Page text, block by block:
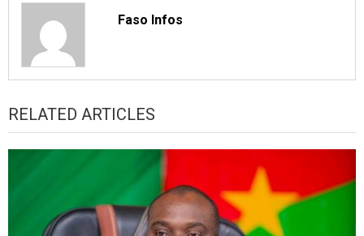
Faso Infos
RELATED ARTICLES